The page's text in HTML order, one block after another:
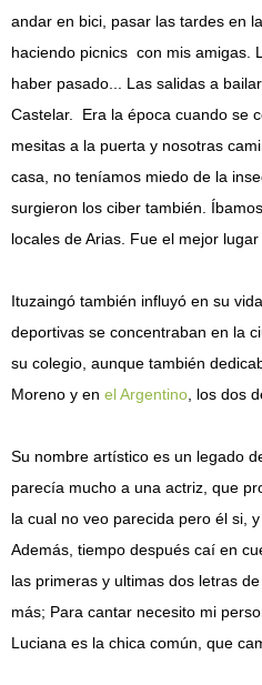
andar en bici, pasar las tardes en
haciendo picnics con mis amigas.
haber pasado... Las salidas a
Castelar. Era la época cuando se
mesitas a la puerta y nosotras
casa, no teníamos miedo de la
surgieron los ciber también.
locales de Arias. Fue el mejor lugar
Ituzaingó también influyó en su
deportivas se concentraban en la
su colegio, aunque también
Moreno y en el Argentino , los dos
Su nombre artístico es un legado
parecía mucho a una actriz, que
la cual no veo parecida pero él si,
Además, tiempo después caí en
las primeras y ultimas dos letras
más; Para cantar necesito mi
Luciana es la chica común, que